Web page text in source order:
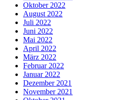
Oktober 2022
August 2022
Juli 2022
Juni 2022
Mai 2022
April 2022
März 2022
Februar 2022
Januar 2022
Dezember 2021
November 2021